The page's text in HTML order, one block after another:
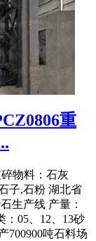
重
物料：石灰
子,石粉 湖北省
生产线 产量：
：05、12、13砂
700900吨石料场